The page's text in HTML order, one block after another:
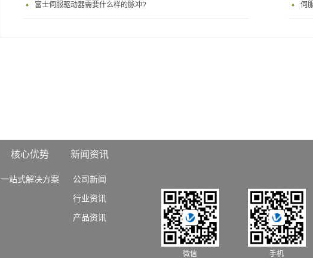
富士伺服驱动器需要什么样的脉冲? 伺
核心优势
一站式解决方案
新闻资讯
公司新闻
行业资讯
产品资讯
微信 手机